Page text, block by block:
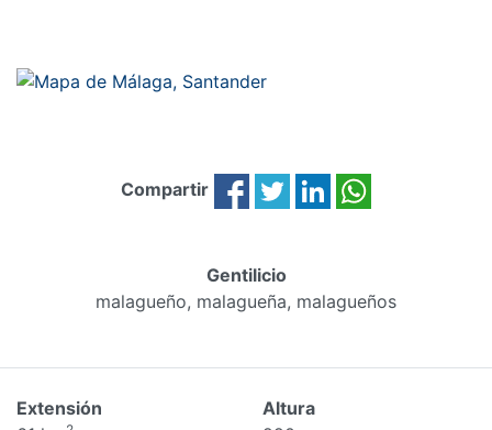
Compartir
Gentilicio
malagueño, malagueña, malagueños
Extensión
Altura